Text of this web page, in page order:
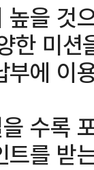
을 것
한 미
부에 이
수록
를 받